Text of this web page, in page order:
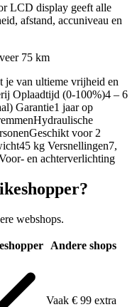
LCD display geeft alle
afstand, accuniveau en
75 km
je van ultieme vrijheid en
Oplaadtijd (0-100%)4 – 6
Garantie1 jaar op
voor 2
kg Versnellingen7,
en achterverlichting
webshops.
Andere shops
Vaak € 99 extra